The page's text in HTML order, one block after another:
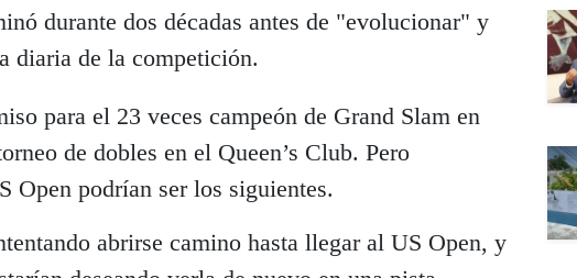
durante dos décadas antes de "evolucionar" y
diaria de la competición.
para el 23 veces campeón de Grand Slam en
de dobles en el Queen’s Club. Pero
Open podrían ser los siguientes.
abrirse camino hasta llegar al US Open, y